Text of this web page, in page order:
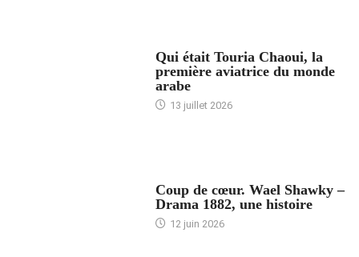
Qui était Touria Chaoui, la
première aviatrice du monde
arabe
13 juillet 2026
Coup de cœur. Wael Shawky –
Drama 1882, une histoire
12 juin 2026